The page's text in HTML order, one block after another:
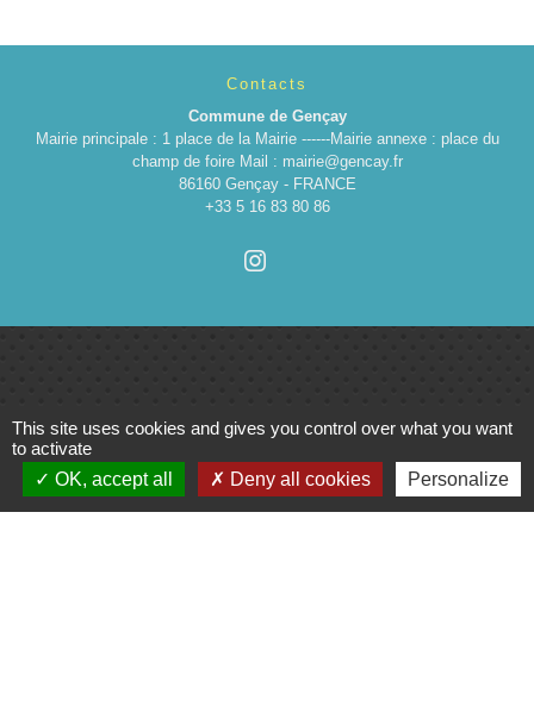
Contacts
Commune de Gençay
Mairie principale : 1 place de la Mairie ------Mairie annexe : place du
champ de foire Mail : mairie@gencay.fr
86160 Gençay - FRANCE
+33 5 16 83 80 86
Liens
Cinéma
This site uses cookies and gives you control over what you want
to activate
OK, accept all
Deny all cookies Personalize